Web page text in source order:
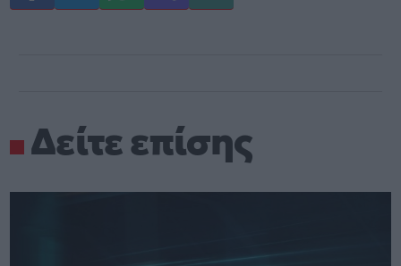
Δείτε επίσης